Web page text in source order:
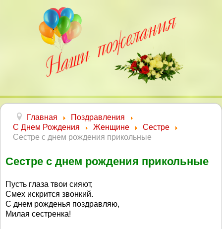
Главная
Поздравления
С Днем Рождения
Женщине
Сестре
Сестре с днем рождения прикольные
Сестре с днем рождения прикольные
Пусть глаза твои сияют,
Смех искрится звонкий.
С днем рожденья поздравляю,
Милая сестренка!